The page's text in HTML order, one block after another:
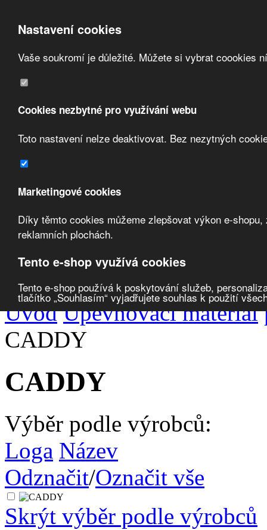
Nastavení cookies
Vaše soukromí je důležité. Můžete si vybrat coookies
Cookies nezbytné pro využívání webu
Toto nastavení nelze deaktivovat. Bez nezytných
Marketingové cookies
Díky těmto cookies můžeme zlepšovat výkon e-
reklamních plochách.
Tento e-shop využívá cookies
Tento e-shop používá k poskytování služeb,
tlačítko „Souhlasím“ vyjadřujete souhlas k použití
Přeskočit na hlavní obsah/Přeskočit na doplňující obsah
Kontakt
Zvolte měnu:
Přihlásit uživatele
Porovnat produkty 0
Úvod Upevňovací materiál
CADDY
CADDY
Výběr podle výrobců:
Loga Název
Odznačit/Označit vše
Skrýt výběr podle výrobců